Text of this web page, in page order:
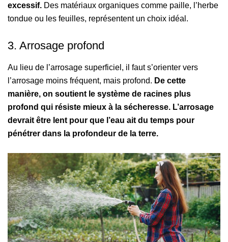
excessif. Des matériaux organiques comme paille, l’herbe
tondue ou les feuilles, représentent un choix idéal.
3. Arrosage profond
Au lieu de l’arrosage superficiel, il faut s’orienter vers
l’arrosage moins fréquent, mais profond. De cette
manière, on soutient le système de racines plus
profond qui résiste mieux à la sécheresse. L’arrosage
devrait être lent pour que l’eau ait du temps pour
pénétrer dans la profondeur de la terre.